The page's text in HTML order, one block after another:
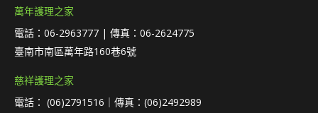
萬年護理之家
電話：06-2963777 | 傳真：06-2624775
臺南市南區萬年路160巷6號
慈祥護理之家
電話： (06)2791516｜傳真：(06)2492989